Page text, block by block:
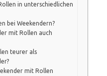
in unterschiedlichen
bei Weekendern?
mit Rollen auch
teurer als
mit Rollen